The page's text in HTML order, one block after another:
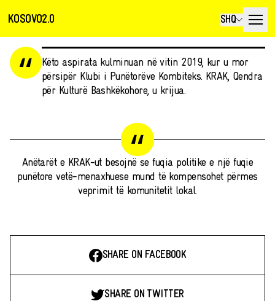
KOSOVO2.0 SHQ
Këto aspirata kulminuan në vitin 2019, kur u mor
përsipër Klubi i Punëtorëve Kombiteks. KRAK, Qendra
për Kulturë Bashkëkohore, u krijua.
Anëtarët e KRAK-ut besojnë se fuqia politike e një fuqie
punëtore vetë-menaxhuese mund të kompensohet përmes
veprimit të komunitetit lokal.
SHARE ON FACEBOOK
SHARE ON TWITTER